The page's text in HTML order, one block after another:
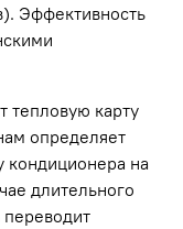
Эффективность
тепловую карту
определяет
кондиционера на
длительного
переводит